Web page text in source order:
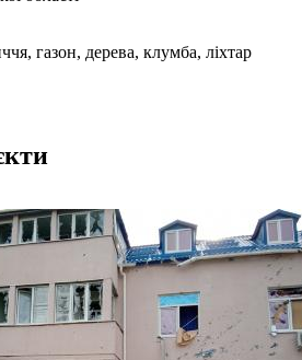
газон, дерева, клумба, ліхтар